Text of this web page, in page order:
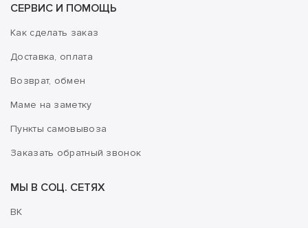
СЕРВИС И ПОМОЩЬ
Как сделать заказ
Доставка, оплата
Возврат, обмен
Маме на заметку
Пункты самовывоза
Заказать обратный звонок
МЫ В СОЦ. СЕТЯХ
ВК